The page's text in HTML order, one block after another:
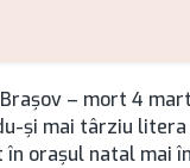
– mort 4
şi mai târziu
în oraşul natal mai